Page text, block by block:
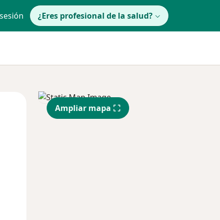
¿Eres profesional de la salud?
Vie
14 Ago
Sáb
15 Ago
Ampliar mapa